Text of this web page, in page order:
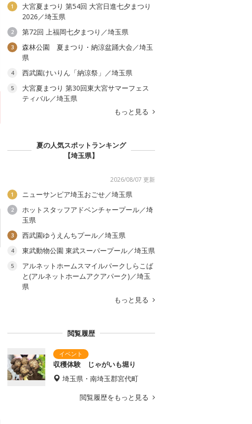
1
大宮夏まつり 第54回 大宮日進七夕まつり
2026／埼玉県
2 第72回 上福岡七夕まつり／埼玉県
3
森林公園 夏まつり・納涼盆踊大会／埼玉
県
4 西武園けいりん「納涼祭」／埼玉県
5
大宮夏まつり 第30回東大宮サマーフェス
ティバル／埼玉県
もっと見る
夏の人気スポットランキング
【埼玉県】
2026/08/07 更新
1 ニューサンピア埼玉おごせ／埼玉県
2
ホットスタッフアドベンチャープール／埼
玉県
3 西武園ゆうえんちプール／埼玉県
4 東武動物公園 東武スーパープール／埼玉県
5
アルネットホームスマイルパークしらこば
と(アルネットホームアクアパーク)／埼玉
県
もっと見る
閲覧履歴
収穫体験 じゃがいも堀り
埼玉県・南埼玉郡宮代町
閲覧履歴をもっと見る